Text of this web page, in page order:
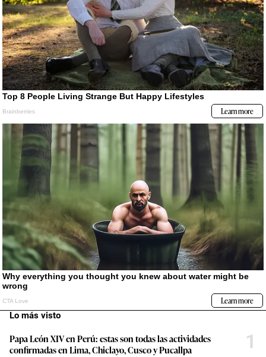
Lo más visto
Papa León XIV en Perú: estas son todas las actividades
confirmadas en Lima, Chiclayo, Cusco y Pucallpa
1